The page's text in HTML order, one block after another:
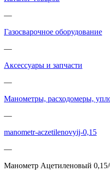
—
Газосварочное оборудование
—
Аксессуары и запчасти
—
Манометры, расходомеры,
—
manometr-aczetilenovyij-0,15
—
Манометр Ацетиленовый